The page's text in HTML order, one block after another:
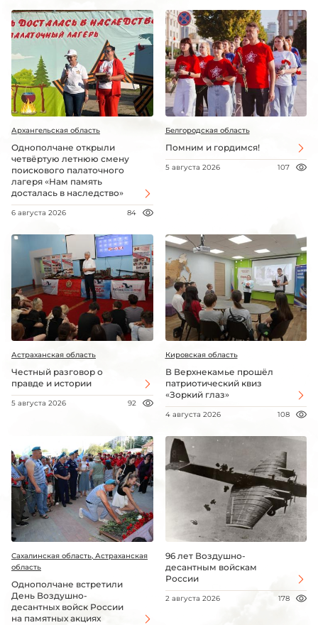
Архангельская область
Однополчане открыли
четвёртую летнюю смену
поискового палаточного
лагеря «Нам память
досталась в наследство»
6 августа 2026 84
Белгородская область
Помним и гордимся!
5 августа 2026 107
Астраханская область
Честный разговор о
правде и истории
5 августа 2026 92
Кировская область
В Верхнекамье прошёл
патриотический квиз
«Зоркий глаз»
4 августа 2026 108
Сахалинская область, Астраханская
область
Однополчане встретили
День Воздушно-
десантных войск России
на памятных акциях
96 лет Воздушно-
десантным войскам
России
2 августа 2026 178